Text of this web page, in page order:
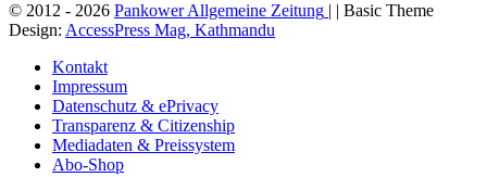
© 2012 - 2026 Pankower Allgemeine Zeitung | | Basic Theme
Design: AccessPress Mag, Kathmandu
Kontakt
Impressum
Datenschutz & ePrivacy
Transparenz & Citizenship
Mediadaten & Preissystem
Abo-Shop